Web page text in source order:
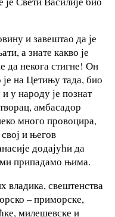
и завештао да је
а знате какво је
да некога стигне! Он
на Цетињу тада, био
у народу је познат
амбасадор
много провоцира,
и његов
додајући да
ми припадамо њима.
свештенства
– приморске,
милешевске и